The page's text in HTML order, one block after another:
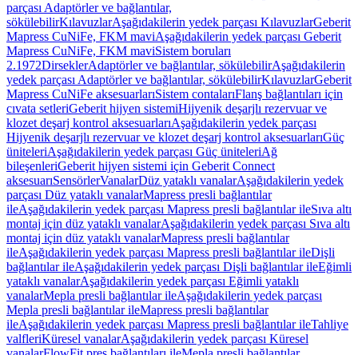
parçası Adaptörler ve bağlantılar,
sökülebilirKılavuzlarAşağıdakilerin yedek parçası KılavuzlarGeberit
Mapress CuNiFe, FKM maviAşağıdakilerin yedek parçası Geberit
Mapress CuNiFe, FKM maviSistem boruları
2.1972DirseklerAdaptörler ve bağlantılar, sökülebilirAşağıdakilerin
yedek parçası Adaptörler ve bağlantılar, sökülebilirKılavuzlarGeberit
Mapress CuNiFe aksesuarlarıSistem contalarıFlanş bağlantıları için
cıvata setleriGeberit hijyen sistemiHijyenik deşarjlı rezervuar ve
klozet deşarj kontrol aksesuarlarıAşağıdakilerin yedek parçası
Hijyenik deşarjlı rezervuar ve klozet deşarj kontrol aksesuarlarıGüç
üniteleriAşağıdakilerin yedek parçası Güç üniteleriAğ
bileşenleriGeberit hijyen sistemi için Geberit Connect
aksesuarıSensörlerVanalarDüz yataklı vanalarAşağıdakilerin yedek
parçası Düz yataklı vanalarMapress presli bağlantılar
ileAşağıdakilerin yedek parçası Mapress presli bağlantılar ileSıva altı
montaj için düz yataklı vanalarAşağıdakilerin yedek parçası Sıva altı
montaj için düz yataklı vanalarMapress presli bağlantılar
ileAşağıdakilerin yedek parçası Mapress presli bağlantılar ileDişli
bağlantılar ileAşağıdakilerin yedek parçası Dişli bağlantılar ileEğimli
yataklı vanalarAşağıdakilerin yedek parçası Eğimli yataklı
vanalarMepla presli bağlantılar ileAşağıdakilerin yedek parçası
Mepla presli bağlantılar ileMapress presli bağlantılar
ileAşağıdakilerin yedek parçası Mapress presli bağlantılar ileTahliye
valfleriKüresel vanalarAşağıdakilerin yedek parçası Küresel